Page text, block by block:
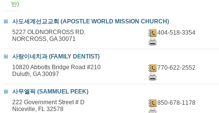
반)
사도세계선교교회 (APOSTLE WORLD MISSION CHURCH)
5227 OLDNORCROSS RD.
NORCROSS, GA 30071
404-518-3354
사랑이네치과 (FAMILY DENTIST)
10820 Abbotts Bridge Road #210
Duluth, GA 30097
770-622-2552
사무엘픽 (SAMMUEL PEEK)
222 Government Street # D
Niceville, FL 32578
850-678-1178